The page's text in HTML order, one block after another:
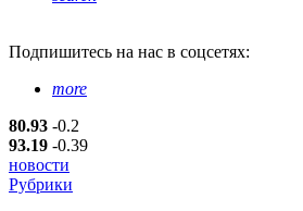
Подпишитесь на нас в соцсетях:
more
80.93 -0.2
93.19 -0.39
новости
Рубрики